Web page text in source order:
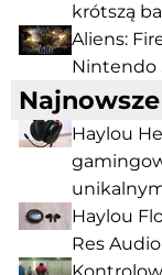
krótszą
Aliens:
Nintendo
Haylou
Haylou
Res